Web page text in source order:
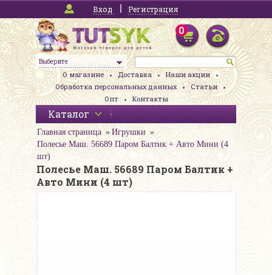
Вход Регистрация
Выберите
0
О магазине Доставка
Наши акции
Обработка персональных данных
Статьи
Опт
Контакты
Каталог
Главная страница
Игрушки
Полесье Маш. 56689 Паром Балтик + Авто Мини (4
шт)
Полесье Маш. 56689 Паром Балтик +
Авто Мини (4 шт)